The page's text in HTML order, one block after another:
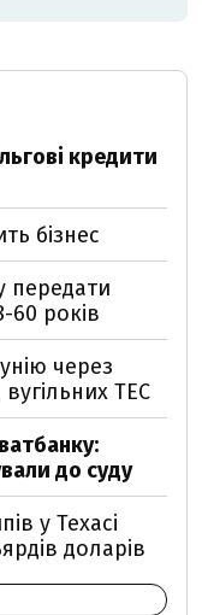
кредити
бізнес
передати
60 років
через
вугільних ТЕС
до суду
у Техасі
доларів